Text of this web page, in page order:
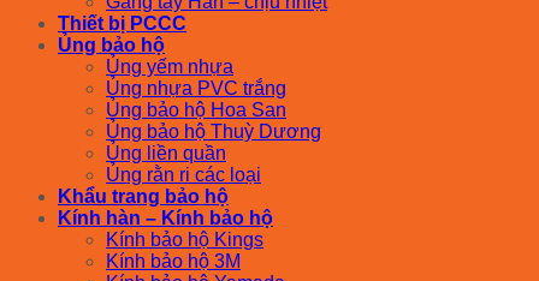
Thiết bị PCCC
Ủng bảo hộ
Ủng yếm nhựa
Ủng nhựa PVC trắng
Ủng bảo hộ Hoa San
Ủng bảo hộ Thuỳ Dương
Ủng liền quần
Ủng rằn ri các loại
Khẩu trang bảo hộ
Kính hàn – Kính bảo hộ
Kính bảo hộ Kings
Kính bảo hộ 3M